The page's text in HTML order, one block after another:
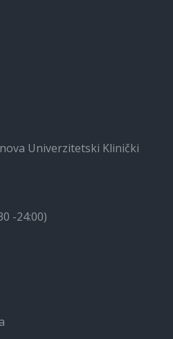
Univerzitetski Klinički
-24:00)